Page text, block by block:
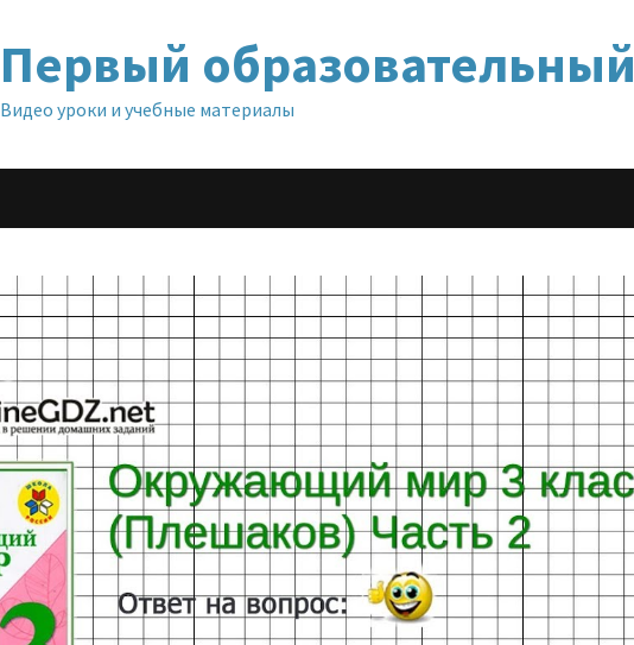
Первый образовательный
Видео уроки и учебные материалы